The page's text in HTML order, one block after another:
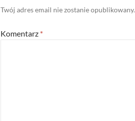
Twój adres email nie zostanie opublikowany.
Komentarz *